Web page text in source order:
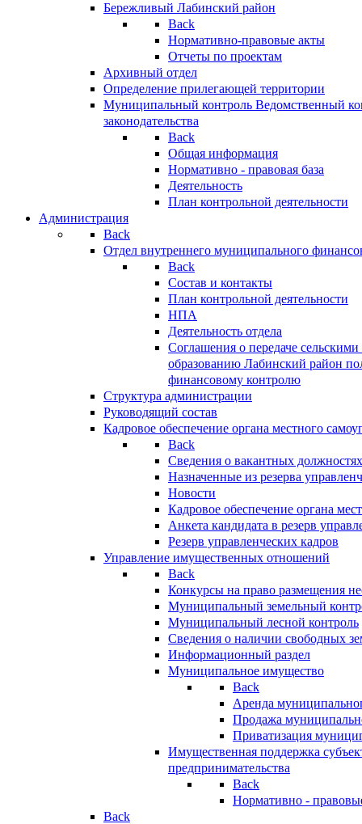
Бережливый Лабинский район
Back
Нормативно-правовые акты
Отчеты по проектам
Архивный отдел
Определение прилегающей территории
Муниципальный контроль Ведомственный
законодательства
Back
Общая информация
Нормативно - правовая база
Деятельность
План контрольной деятельности
Администрация
Back
Отдел внутреннего муниципального
Back
Состав и контакты
План контрольной деятельности
НПА
Деятельность отдела
Соглашения о передаче
образованию Лабинский район
финансовому контролю
Структура администрации
Руководящий состав
Кадровое обеспечение органа местного
Back
Сведения о вакантных
Назначенные из резерва
Новости
Кадровое обеспечение органа
Анкета кандидата в резерв
Резерв управленческих кадров
Управление имущественных отношений
Back
Конкурсы на право размещения
Муниципальный земельный
Муниципальный лесной контроль
Сведения о наличии свободных
Информационный раздел
Муниципальное имущество
Back
Аренда
Продажа
Приватизация
Имущественная поддержка
предпринимательства
Back
Нормативно -
Back